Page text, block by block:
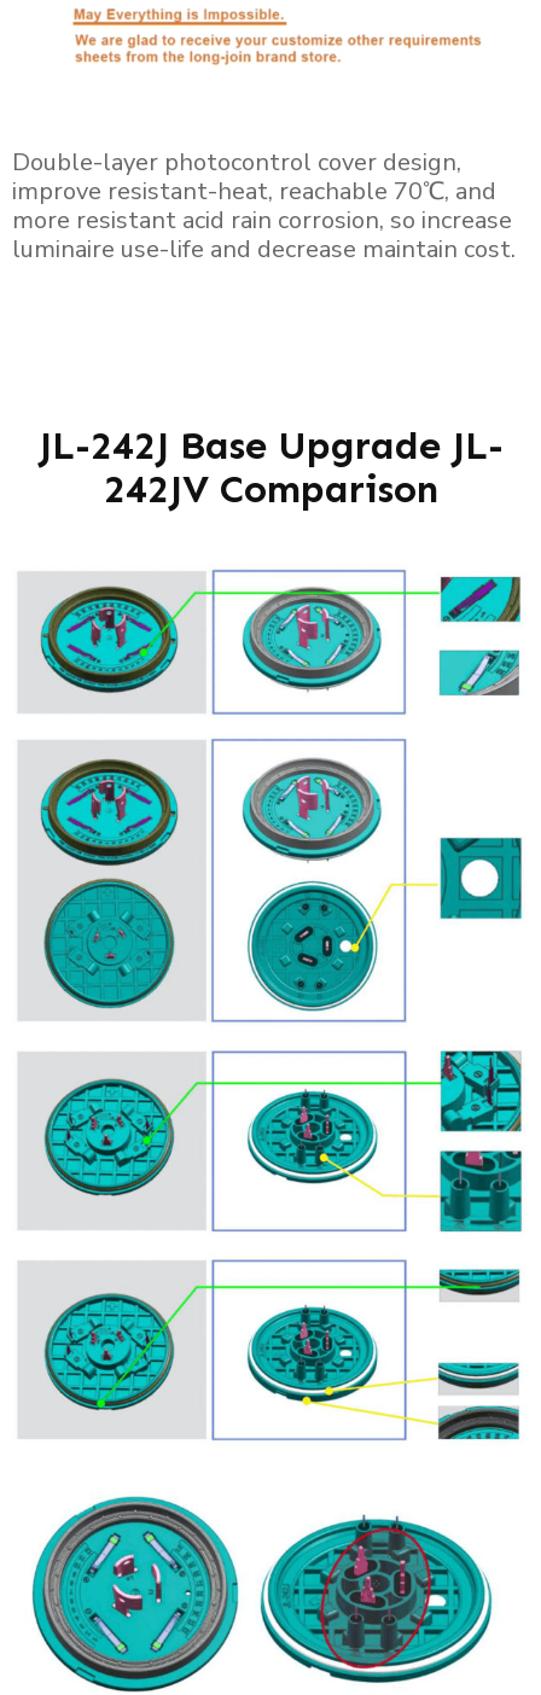
Double-layer photocontrol cover design,
improve resistant-heat, reachable 70℃, and
more resistant acid rain corrosion, so increase
luminaire use-life and decrease maintain cost.
JL-242J Base Upgrade JL-
242JV Comparison